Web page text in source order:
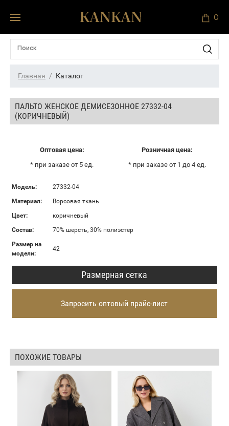
0
Главная Каталог
ПАЛЬТО ЖЕНСКОЕ ДЕМИСЕЗОННОЕ 27332-04
(КОРИЧНЕВЫЙ)
Оптовая цена:
* при заказе от 5 ед.
Розничная цена:
* при заказе от 1 до 4 ед.
Модель:
27332-04
Материал:
Ворсовая ткань
Цвет:
коричневый
Состав:
70% шерсть, 30% полиэстер
Размер на
модели:
42
Размерная сетка
Запросить оптовый прайс-лист
ПОХОЖИЕ ТОВАРЫ